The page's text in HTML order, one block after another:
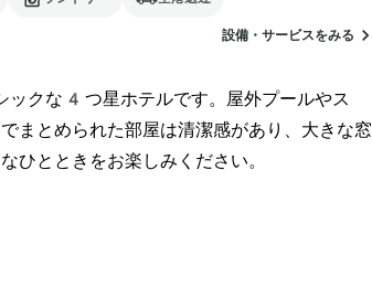
設備・サービスをみる
クな4つ星ホテルです。屋外プールやス
まとめられた部屋は清潔感があり、大きな窓
ひとときをお楽しみください。